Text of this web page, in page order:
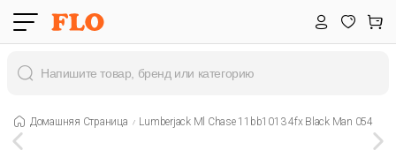
Домашняя Страница Lumberjack Ml Chase 11bb1013 4fx Black Man 054